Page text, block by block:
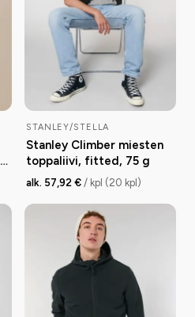
STANLEY/STELLA
Stanley Climber miesten
toppaliivi, fitted, 75 g
alk. 57,92 € / kpl (20 kpl)